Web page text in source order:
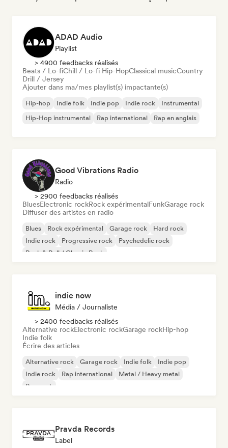
ADAD Audio
Playlist
> 4900 feedbacks réalisés
Beats / Lo-fiChill / Lo-fi Hip-HopClassical musicCountry
Drill / Jersey
Ajouter dans ma/mes playlist(s) impactante(s)
Hip-hop Indie folk Indie pop Indie rock
Instrumental
Hip-Hop instrumental
Rap international Rap en anglais
Good Vibrations Radio
Radio
> 2900 feedbacks réalisés
BluesElectronic rockRock expérimentalFunkGarage rock
Diffuser des artistes en radio
Blues Rock expérimental Garage rock
Hard rock
Indie rock
Progressive rock
Psychedelic rock
Rock & Roll / Classic Rock
indie now
Média / Journaliste
> 2400 feedbacks réalisés
Alternative rockElectronic rockGarage rockHip-hop
Indie folk
Écrire des articles
Alternative rock Garage rock Indie folk
Indie pop
Indie rock
Rap international
Metal / Heavy metal
Pop rock
Pravda Records
Label